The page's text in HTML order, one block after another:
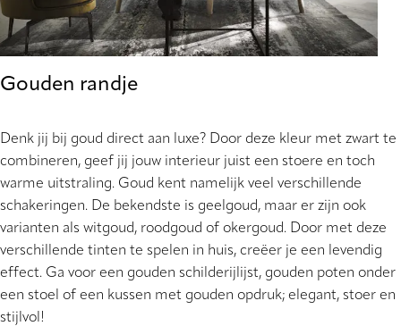
Gouden randje
Denk jij bij goud direct aan luxe? Door deze kleur met zwart te
combineren, geef jij jouw interieur juist een stoere en toch
warme uitstraling. Goud kent namelijk veel verschillende
schakeringen. De bekendste is geelgoud, maar er zijn ook
varianten als witgoud, roodgoud of okergoud. Door met deze
verschillende tinten te spelen in huis, creëer je een levendig
effect. Ga voor een gouden schilderijlijst, gouden poten onder
een stoel of een kussen met gouden opdruk; elegant, stoer en
stijlvol!